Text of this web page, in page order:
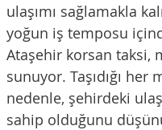
ulaşımı sağlamakla
yoğun iş temposu
Ataşehir korsan taksi,
sunuyor. Taşıdığı
nedenle, şehirdeki
sahip olduğunu